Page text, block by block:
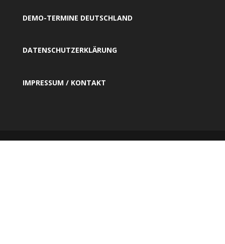
DEMO-TERMINE DEUTSCHLAND
DATENSCHUTZERKLÄRUNG
IMPRESSUM / KONTAKT